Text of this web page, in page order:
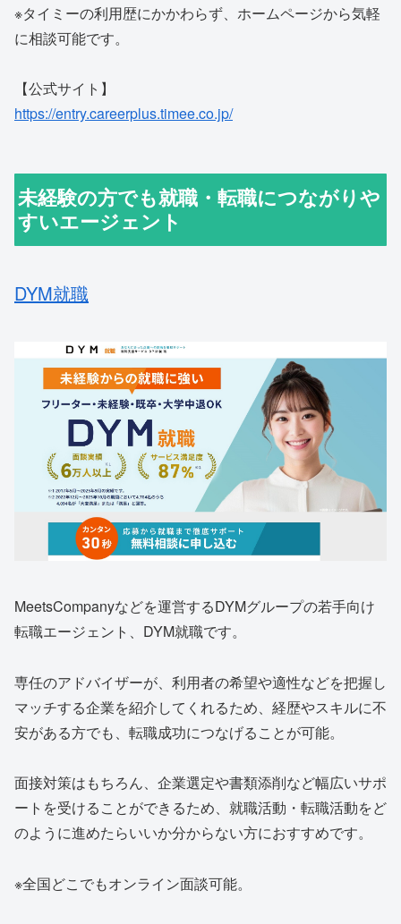
※タイミーの利用歴にかかわらず、ホームページから気軽
に相談可能です。
【公式サイト】
https://entry.careerplus.timee.co.jp/
未経験の方でも就職・転職につながりや
すいエージェント
DYM就職
MeetsCompanyなどを運営するDYMグループの若手向け
転職エージェント、DYM就職です。
専任のアドバイザーが、利用者の希望や適性などを把握し
マッチする企業を紹介してくれるため、経歴やスキルに不
安がある方でも、転職成功につなげることが可能。
面接対策はもちろん、企業選定や書類添削など幅広いサポ
ートを受けることができるため、就職活動・転職活動をど
のように進めたらいいか分からない方におすすめです。
※全国どこでもオンライン面談可能。